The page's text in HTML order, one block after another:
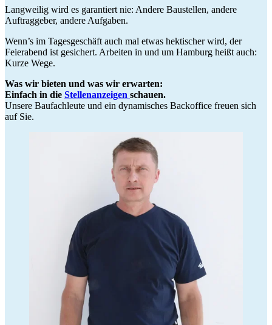
Langweilig wird es garantiert nie: Andere Baustellen, andere
Auftraggeber, andere Aufgaben.
Wenn’s im Tagesgeschäft auch mal etwas hektischer wird, der
Feierabend ist gesichert. Arbeiten in und um Hamburg heißt auch:
Kurze Wege.
Was wir bieten und was wir erwarten:
Einfach in die Stellenanzeigen schauen.
Unsere Baufachleute und ein dynamisches Backoffice freuen sich
auf Sie.